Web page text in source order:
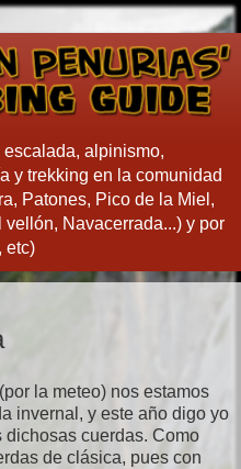
alpinismo,
y trekking en la comunidad
Patones, Pico de la Miel,
Navacerrada...) y por
etc)
la meteo) nos estamos
invernal, y este año digo yo
dichosas cuerdas. Como
de clásica, pues con